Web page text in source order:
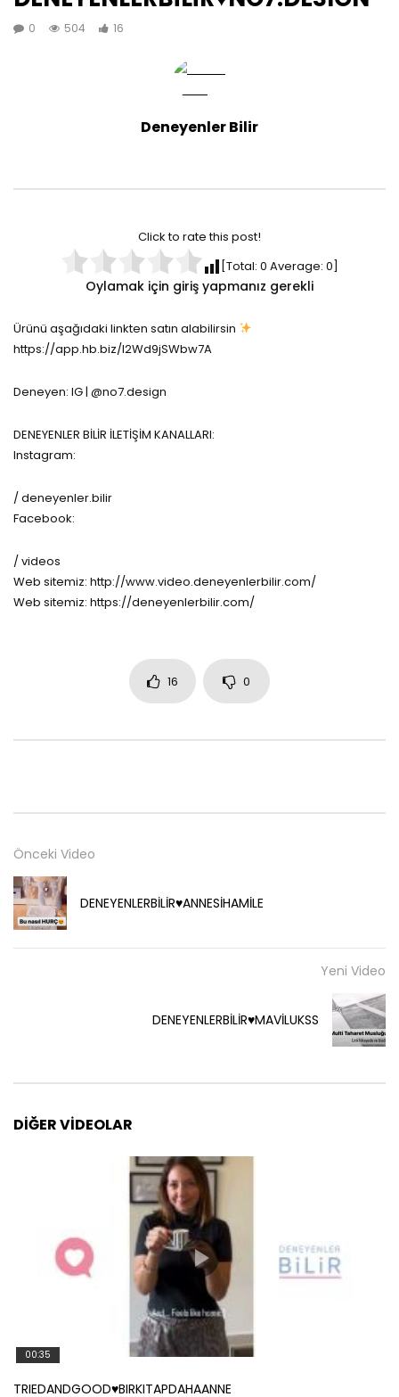
0 504 16
Deneyenler Bilir
Click to rate this post!
[Total: 0 Average: 0]
Oylamak için giriş yapmanız gerekli
Ürünü aşağıdaki linkten satın alabilirsin
https://app.hb.biz/I2Wd9jSWbw7A
Deneyen: IG | @no7.design
DENEYENLER BİLİR İLETİŞİM KANALLARI:
Instagram:
/ deneyenler.bilir
Facebook:
/ videos
Web sitemiz: http://www.video.deneyenlerbilir.com/
Web sitemiz: https://deneyenlerbilir.com/
16 0
Önceki Video
DENEYENLERBİLİR♥️ANNESİHAMİLE
Yeni Video
DENEYENLERBİLİR♥️MAVİLUKSS
DIĞER VIDEOLAR
00:35
TRIEDANDGOOD♥️BIRKITAPDAHAANNE